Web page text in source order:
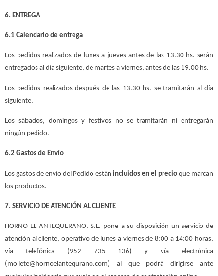
6. ENTREGA
6.1 Calendario de entrega
Los pedidos realizados de lunes a jueves antes de las 13.30 hs. serán
entregados al día siguiente, de martes a viernes, antes de las 19.00 hs.
Los pedidos realizados después de las 13.30 hs. se tramitarán al día
siguiente.
Los sábados, domingos y festivos no se tramitarán ni entregarán
ningún pedido.
6.2 Gastos de Envío
Los gastos de envío del Pedido están incluidos en el precioque marcan
los productos.
7. SERVICIO DE ATENCIÓN AL CLIENTE
HORNO EL ANTEQUERANO, S.L. pone a su disposición un servicio de
atención al cliente, operativo de lunes a viernes de 8:00 a 14:00 horas,
vía telefónica (952 735 136) y vía electrónica
(mollete@hornoelantequrano.com) al que podrá dirigirse ante